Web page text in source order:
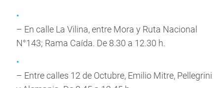
– En calle La Vilina, entre Mora y Ruta Nacional
N°143; Rama Caída. De 8.30 a 12.30 h.
– Entre calles 12 de Octubre, Emilio Mitre, Pellegrini